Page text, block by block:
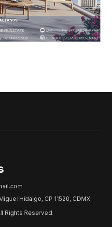
Hidalgo, CP 11520, CDMX
Rights Reserved.